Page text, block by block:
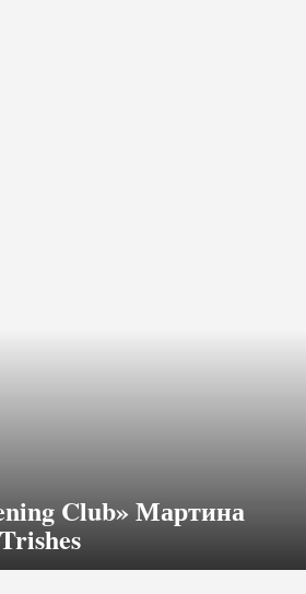
Club» Мартина